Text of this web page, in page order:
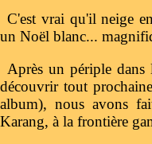
C'est vrai qu'il neige
un Noël blanc...
Après un périple
découvrir tout
album), nous avons
Karang, à la frontière